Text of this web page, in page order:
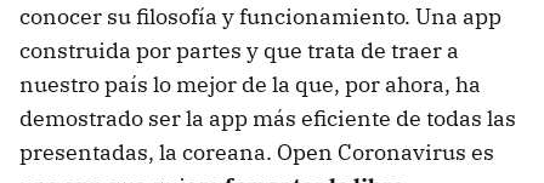
conocer su filosofía y funcionamiento. Una app
construida por partes y que trata de traer a
nuestro país lo mejor de la que, por ahora, ha
demostrado ser la app más eficiente de todas las
presentadas, la coreana. Open Coronavirus es